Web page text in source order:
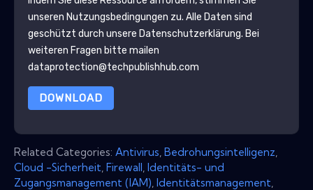
unseren Nutzungsbedingungen zu. Alle Daten sind
geschützt durch unsere Datenschutzerklärung. Bei
weiteren Fragen bitte mailen
dataprotection@techpublishhub.com
DOWNLOAD
Related Categories: Antivirus Bedrohungsintelligenz
Cloud -Sicherheit Firewall Identitäts- und
Zugangsmanagement (IAM) Identitätsmanagement